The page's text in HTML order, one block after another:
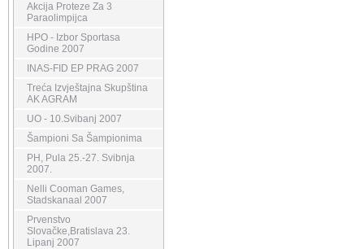
Akcija Proteze Za 3
Paraolimpijca
HPO - Izbor Sportasa
Godine 2007
INAS-FID EP PRAG 2007
Treća Izvještajna Skupština
AK AGRAM
UO - 10.Svibanj 2007
Šampioni Sa Šampionima
PH, Pula 25.-27. Svibnja
2007.
Nelli Cooman Games,
Stadskanaal 2007
Prvenstvo
Slovačke,Bratislava 23.
Lipanj 2007